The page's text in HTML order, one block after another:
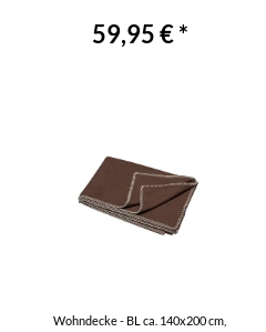
59,95 € *
Wohndecke - BL ca. 140x200 cm,